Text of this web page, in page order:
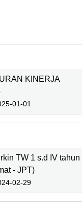
KINERJA
01-01
TW 1 s.d IV tahun
- JPT)
02-29